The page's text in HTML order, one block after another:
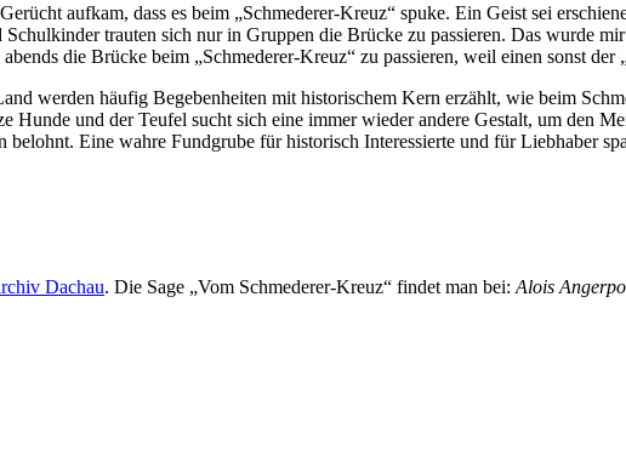
aufkam, dass es beim „Schmederer-Kreuz“ spuke. Ein Geist sei
trauten sich nur in Gruppen die Brücke zu passieren. Das wurde
die Brücke beim „Schmederer-Kreuz“ zu passieren, weil einen sonst der
werden häufig Begebenheiten mit historischem Kern erzählt, wie beim
und der Teufel sucht sich eine immer wieder andere Gestalt, um den
Eine wahre Fundgrube für historisch Interessierte und für Liebhaber
Dachau. Die Sage „Vom Schmederer-Kreuz“ findet man bei: Alois